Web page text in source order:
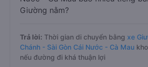
Giường nằm?
Trả lời: Thời gian di chuyển bằng xe
Chánh - Sài Gòn Cái Nước - Cà Mau
nếu đường đi khá thuận lợi